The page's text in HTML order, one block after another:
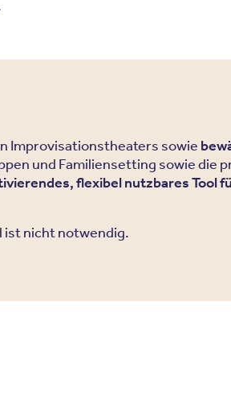
Improvisationstheaters sowie
und Familiensetting sowie die
flexibel nutzbares Tool
ist nicht notwendig.